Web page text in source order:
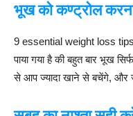
भूखकोकण्ट्रोल
9 essential weight loss tips
पाया गया है की बहुत बार भूख
से आप ज्यादा खाने से बचेंगे,